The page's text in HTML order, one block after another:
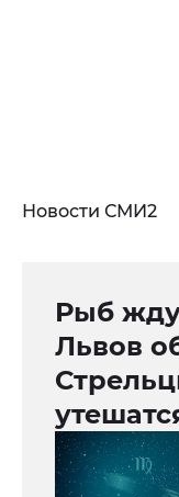
Новости СМИ2
Рыб
Львов